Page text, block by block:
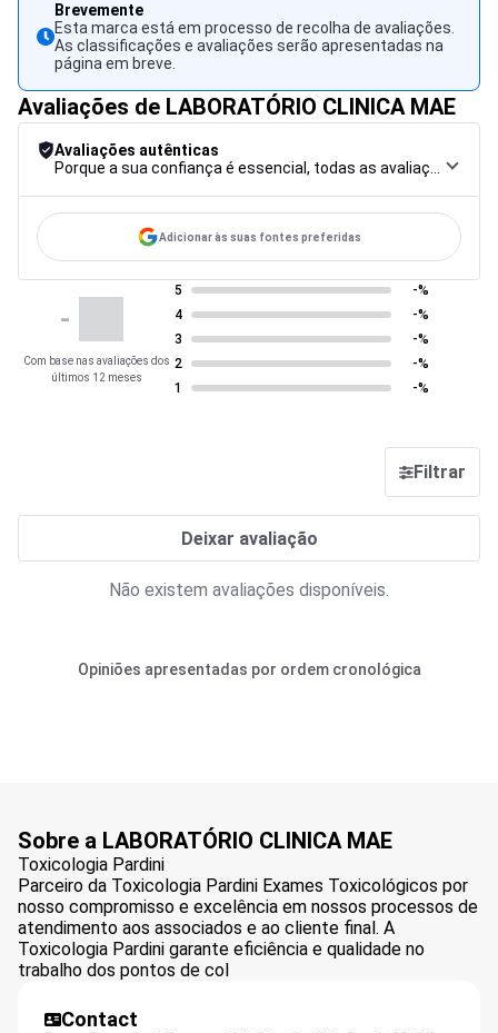
Brevemente
Esta marca está em processo de recolha de avaliações.
As classificações e avaliações serão apresentadas na
página em breve.
Avaliações de LABORATÓRIO CLINICA MAE
Avaliações autênticas
Adicionar às suas fontes preferidas
-
Com base nas avaliações dos
últimos 12 meses
5
-%
4
-%
3
-%
2
-%
1
-%
Filtrar
Deixar avaliação
Não existem avaliações disponíveis.
Opiniões apresentadas por ordem cronológica
Sobre a LABORATÓRIO CLINICA MAE
Toxicologia Pardini
Parceiro da Toxicologia Pardini Exames Toxicológicos por
nosso compromisso e excelência em nossos processos de
atendimento aos associados e ao cliente final. A
Toxicologia Pardini garante eficiência e qualidade no
trabalho dos pontos de col
Contact